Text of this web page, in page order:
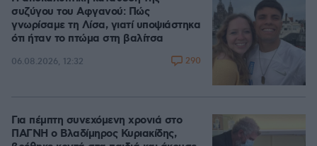
συζύγου του Αφγανού: Πώς
γνωρίσαμε τη Λίσα, γιατί υποψιάστηκα
ότι ήταν το πτώμα στη βαλίτσα
06.08.2026, 12:32 290
Για πέμπτη συνεχόμενη χρονιά στο
ΠΑΓΝΗ ο Βλαδίμηρος Κυριακίδης,